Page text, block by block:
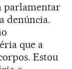
parlamentar
denúncia.
que a
Estou